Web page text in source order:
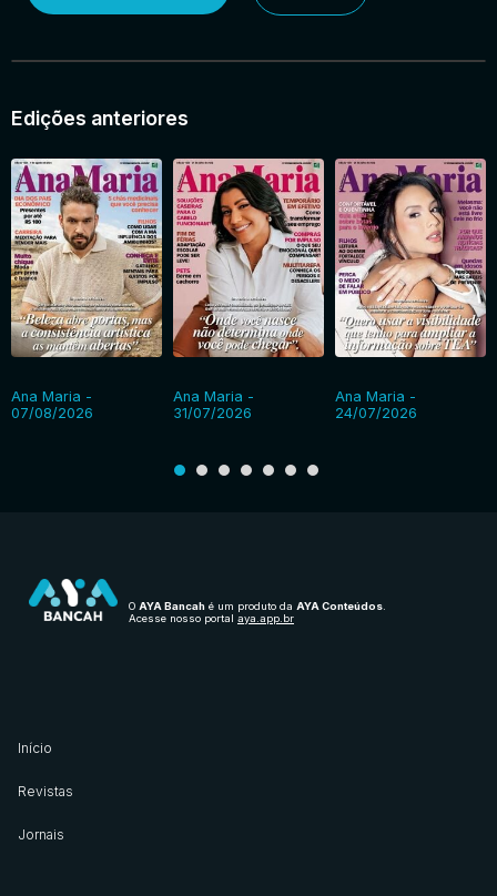
Edições anteriores
Ana Maria -
07/08/2026
Ana Maria -
31/07/2026
Ana Maria -
24/07/2026
O AYA Bancah é um produto da AYA Conteúdos
Acesse nosso portal aya.app.br
Início
Revistas
Jornais